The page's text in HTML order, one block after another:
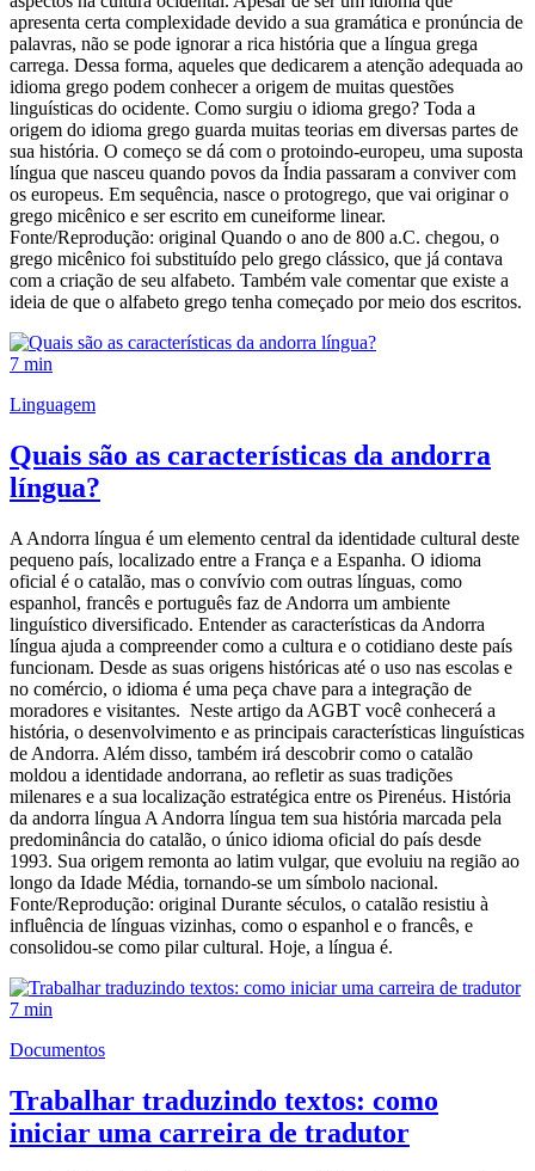
apresenta certa complexidade devido a sua gramática e pronúncia de
palavras, não se pode ignorar a rica história que a língua grega
carrega. Dessa forma, aqueles que dedicarem a atenção adequada ao
idioma grego podem conhecer a origem de muitas questões
linguísticas do ocidente. Como surgiu o idioma grego? Toda a
origem do idioma grego guarda muitas teorias em diversas partes de
sua história. O começo se dá com o protoindo-europeu, uma suposta
língua que nasceu quando povos da Índia passaram a conviver com
os europeus. Em sequência, nasce o protogrego, que vai originar o
grego micênico e ser escrito em cuneiforme linear.
Fonte/Reprodução: original Quando o ano de 800 a.C. chegou, o
grego micênico foi substituído pelo grego clássico, que já contava
com a criação de seu alfabeto. Também vale comentar que existe a
ideia de que o alfabeto grego tenha começado por meio dos escritos.
7 min
Linguagem
Quais são as características da andorra
língua?
A Andorra língua é um elemento central da identidade cultural deste
pequeno país, localizado entre a França e a Espanha. O idioma
oficial é o catalão, mas o convívio com outras línguas, como
espanhol, francês e português faz de Andorra um ambiente
linguístico diversificado. Entender as características da Andorra
língua ajuda a compreender como a cultura e o cotidiano deste país
funcionam. Desde as suas origens históricas até o uso nas escolas e
no comércio, o idioma é uma peça chave para a integração de
moradores e visitantes. Neste artigo da AGBT você conhecerá a
história, o desenvolvimento e as principais características linguísticas
de Andorra. Além disso, também irá descobrir como o catalão
moldou a identidade andorrana, ao refletir as suas tradições
milenares e a sua localização estratégica entre os Pirenéus. História
da andorra língua A Andorra língua tem sua história marcada pela
predominância do catalão, o único idioma oficial do país desde
1993. Sua origem remonta ao latim vulgar, que evoluiu na região ao
longo da Idade Média, tornando-se um símbolo nacional.
Fonte/Reprodução: original Durante séculos, o catalão resistiu à
influência de línguas vizinhas, como o espanhol e o francês, e
consolidou-se como pilar cultural. Hoje, a língua é.
7 min
Documentos
Trabalhar traduzindo textos: como
iniciar uma carreira de tradutor